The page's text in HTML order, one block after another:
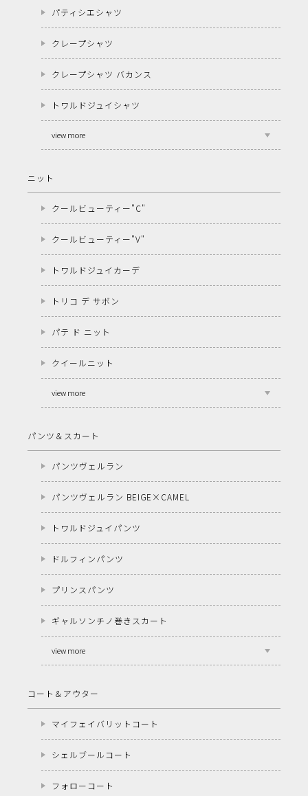
パティシエシャツ
クレープシャツ
クレープシャツ バカンス
トワルドジュイシャツ
view more
ニット
クールビューティー"C"
クールビューティー"V"
トワルドジュイカーデ
トリコ デ サボン
パテ ド ニット
クイールニット
view more
パンツ＆スカート
パンツヴェルラン
パンツヴェルラン BEIGE×CAMEL
トワルドジュイパンツ
ドルフィンパンツ
プリンスパンツ
ギャルソンチノ巻きスカート
view more
コート＆アウター
マイフェイバリットコート
シェルブールコート
フォローコート